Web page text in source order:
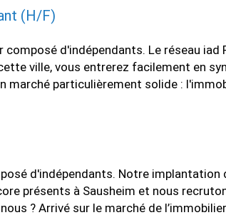
(H/F)
composé d'indépendants. Le réseau
ville, vous entrerez facilement en
particulièrement solide :
d'indépendants. Notre
présents à Sausheim et nous
? Arrivé sur le marché de